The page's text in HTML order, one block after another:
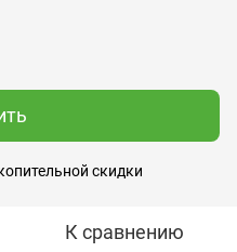
скидки
К сравнению